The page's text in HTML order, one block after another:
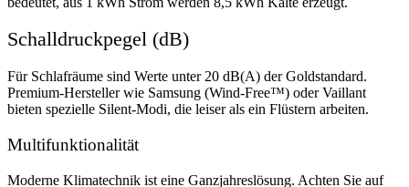
Schalldruckpegel (dB)
Für Schlafräume sind Werte unter 20 dB(A) der Goldstandard.
Premium-Hersteller wie Samsung (Wind-Free™) oder Vaillant
bieten spezielle Silent-Modi, die leiser als ein Flüstern arbeiten.
Multifunktionalität
Moderne Klimatechnik ist eine Ganzjahreslösung. Achten Sie auf